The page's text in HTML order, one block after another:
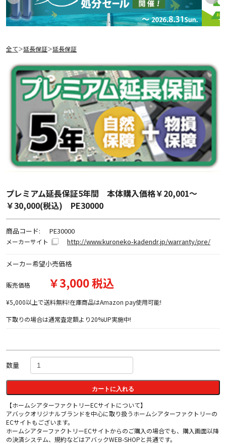
全て＞延長保証＞延長保証
プレミアム延長保証5年間 本体購入価格￥20,001～
￥30,000(税込) PE30000
商品コード: PE30000
メーカーサイト http://www.kuroneko-kadendr.jp/warranty/pre/
メーカー希望小売価格
販売価格 ￥3,000 税込
¥5,000以上で送料無料!在庫商品はAmazon pay使用可能!
下取りの場合は通常査定額より20%UP実施中!
数量
カートに入れる
【ホームシアターファクトリーECサイトについて】
アバックオリジナルブランドを中心に取り扱うホームシアターファクトリーの
ECサイトもございます。
ホームシアターファクトリーECサイトからのご購入の場合でも、購入画面以降
の決済システム、規約などはアバックWEB-SHOPと共通です。